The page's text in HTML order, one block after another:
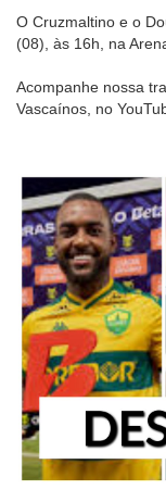
O Cruzmaltino e o
(08), às 16h, na
Acompanhe nossa
Vascaínos, no